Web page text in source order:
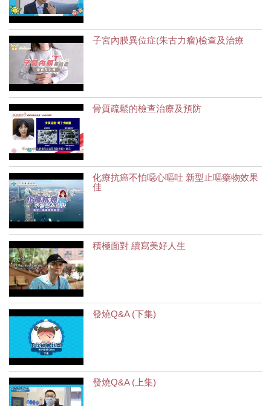
子宮內膜異位症(朱古力瘤)檢查及治療
骨質疏鬆的檢查治療及預防
化療抗癌不怕噁心嘔吐 新型止嘔藥物效果
佳
積極面對 續寫美好人生
發燒Q&A (下集)
發燒Q&A (上集)